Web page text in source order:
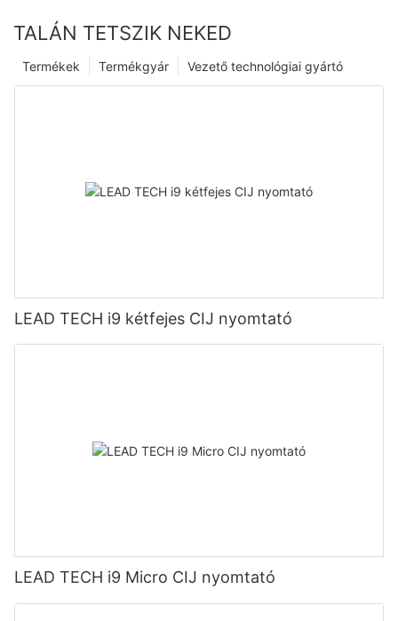
TALÁN TETSZIK NEKED
Vezető technológiai gyártó
Termékgyár
Termékek
LEAD TECH i9 kétfejes CIJ nyomtató
LEAD TECH i9 Micro CIJ nyomtató